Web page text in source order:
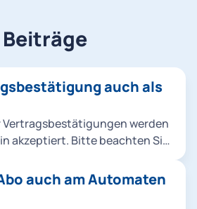
auch als
Vertragsbestätigungen werden
Bitte beachten Sie,
bzw. bis zu 14 Tage
kann.
auch am Automaten